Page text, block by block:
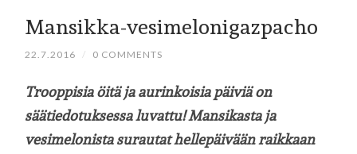
Mansikka-vesimelonigazpacho
22.7.2016 / 0 COMMENTS
Trooppisia öitä ja aurinkoisia päiviä on
säätiedotuksessa luvattu! Mansikasta ja
vesimelonista surautat hellepäivään raikkaan